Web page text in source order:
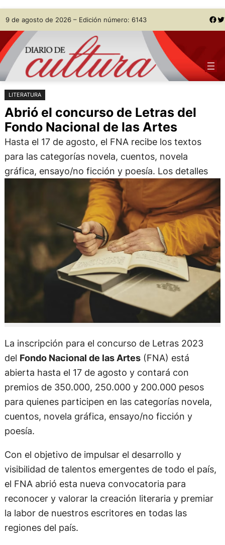
Saltar
al
contenido
Skip
to
content
9 de agosto de 2026 – Edición número: 6143 Facebook Twitter
LITERATURA
Abrió el concurso de Letras del
Fondo Nacional de las Artes
Hasta el 17 de agosto, el FNA recibe los textos
para las categorías novela, cuentos, novela
gráfica, ensayo/no ficción y poesía. Los detalles
La inscripción para el concurso de Letras 2023
del Fondo Nacional de las Artes(FNA) está
abierta hasta el 17 de agosto y contará con
premios de 350.000, 250.000 y 200.000 pesos
para quienes participen en las categorías novela,
cuentos, novela gráfica, ensayo/no ficción y
poesía.
Con el objetivo de impulsar el desarrollo y
visibilidad de talentos emergentes de todo el país,
el FNA abrió esta nueva convocatoria para
reconocer y valorar la creación literaria y premiar
la labor de nuestros escritores en todas las
regiones del país.